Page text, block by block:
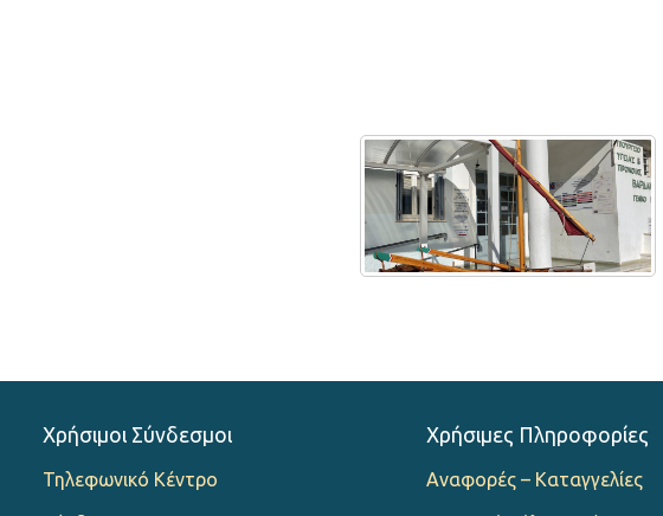
Χρήσιμοι Σύνδεσμοι
Τηλεφωνικό Κέντρο
Χρήσιμες Πληροφορίες
Αναφορές – Καταγγελίες